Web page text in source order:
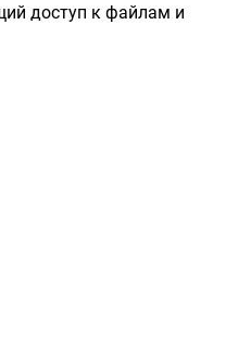
доступ к файлам и